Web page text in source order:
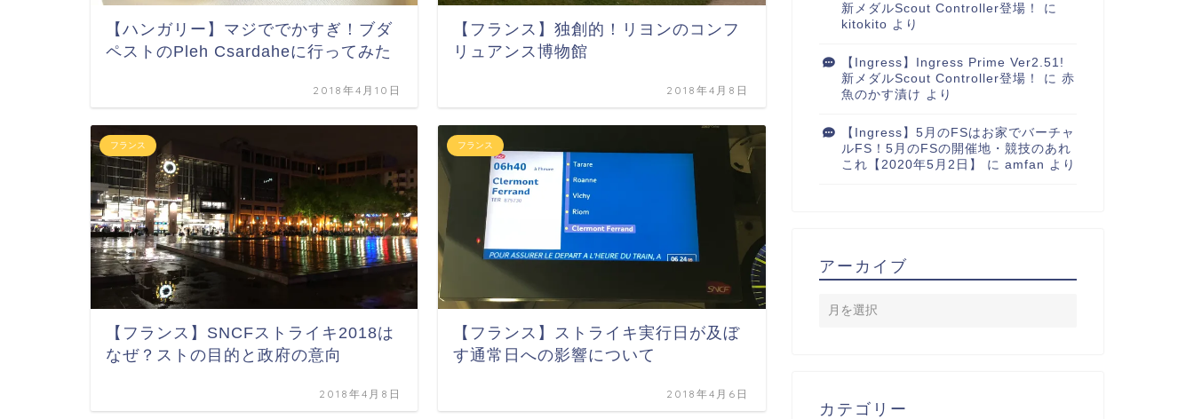
【ハンガリー】マジででかすぎ！ブダ
ペストのPleh Csardaheに行ってみた
2018年4月10日
【フランス】独創的！リヨンのコンフ
リュアンス博物館
2018年4月8日
フランス
【フランス】SNCFストライキ2018は
なぜ？ストの目的と政府の意向
2018年4月8日
フランス
【フランス】ストライキ実行日が及ぼ
す通常日への影響について
2018年4月6日
新メダルScout Controller登場！
に
kitokito より
【Ingress】Ingress Prime Ver2.51!
新メダルScout Controller登場！
に 赤
魚のかす漬け より
【Ingress】5月のFSはお家でバーチャ
ルFS！5月のFSの開催地・競技のあれ
これ【2020年5月2日】
に amfan より
アーカイブ
カテゴリー